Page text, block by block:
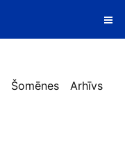
Šomēnes Arhīvs